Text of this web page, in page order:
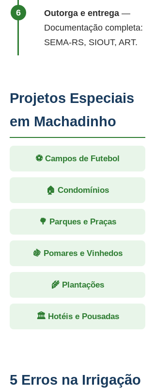
Outorga e entrega —
Documentação completa:
SEMA-RS, SIOUT, ART.
Projetos Especiais
em Machadinho
⚽ Campos de Futebol
🏠 Condomínios
🌳 Parques e Praças
🍇 Pomares e Vinhedos
🌾 Plantações
🏛 Hotéis e Pousadas
5 Erros na Irrigação